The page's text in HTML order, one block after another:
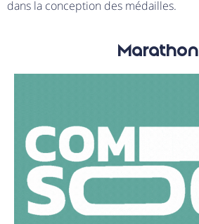
dans la conception des médailles.
Marathon